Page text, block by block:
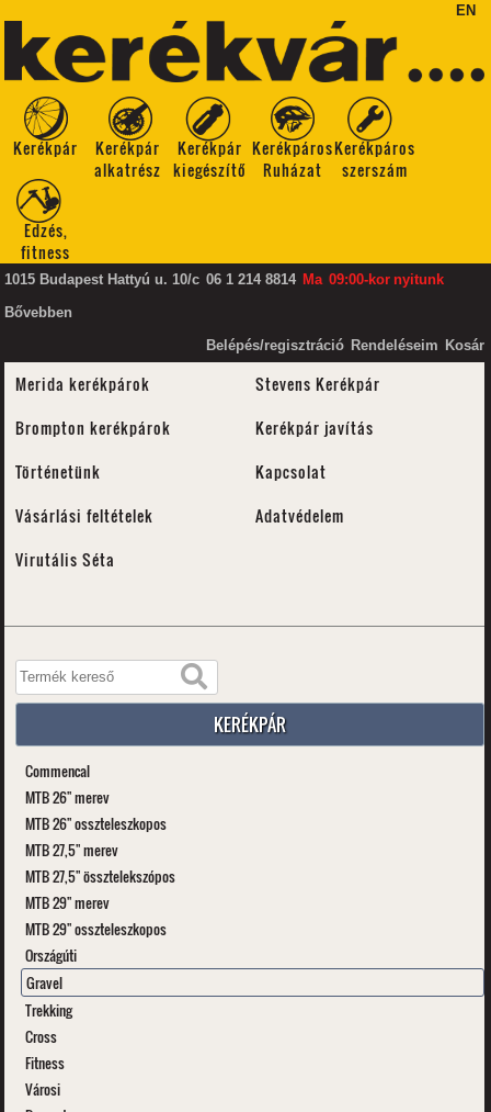
EN
Kerékpár
Kerékpár
alkatrész
Kerékpár
kiegészítő
Kerékpáros
Ruházat
Kerékpáros
szerszám
Edzés,
fitness
1015 Budapest Hattyú u. 10/c 06 1 214 8814 Ma 09:00-kor nyitunk
Bővebben
Belépés/regisztráció Rendeléseim Kosár
Merida kerékpárok
Stevens Kerékpár
Brompton kerékpárok
Kerékpár javítás
Történetünk
Kapcsolat
Vásárlási feltételek
Adatvédelem
Virutális Séta
KERÉKPÁR
Commencal
MTB 26" merev
MTB 26" osszteleszkopos
MTB 27,5" merev
MTB 27,5" össztelekszópos
MTB 29" merev
MTB 29" osszteleszkopos
Országúti
Gravel
Trekking
Cross
Fitness
Városi